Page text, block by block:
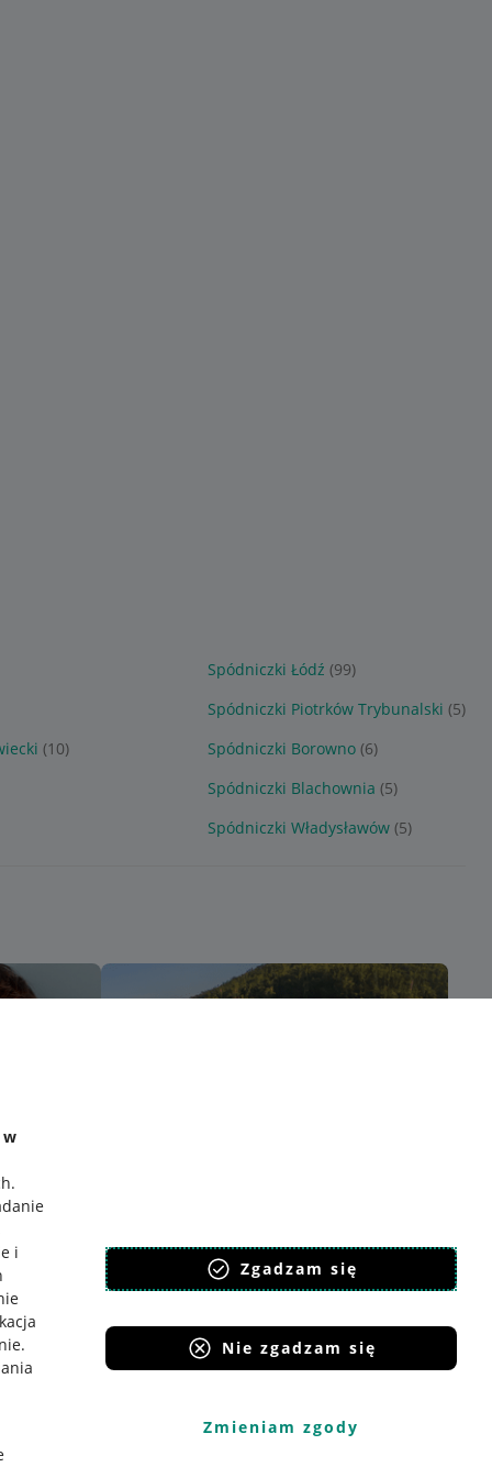
w
.
i
.
Zgadzam się
Nie zgadzam się
Zmieniam zgody
Spódniczki Łódź (99)
Spódniczki Piotrków Trybunalski (5)
(10) Spódniczki Borowno (6)
Spódniczki Blachownia (5)
Spódniczki Władysławów (5)